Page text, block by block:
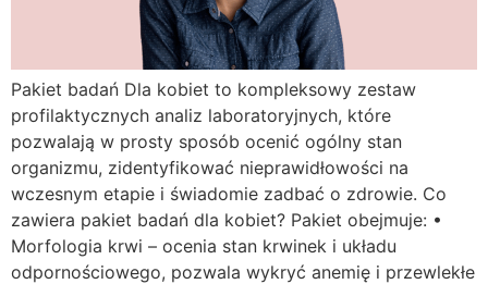
Pakiet badań Dla kobiet to kompleksowy zestaw
profilaktycznych analiz laboratoryjnych, które
pozwalają w prosty sposób ocenić ogólny stan
organizmu, zidentyfikować nieprawidłowości na
wczesnym etapie i świadomie zadbać o zdrowie. Co
zawiera pakiet badań dla kobiet? Pakiet obejmuje: •
Morfologia krwi – ocenia stan krwinek i układu
odpornościowego, pozwala wykryć anemię i przewlekłe